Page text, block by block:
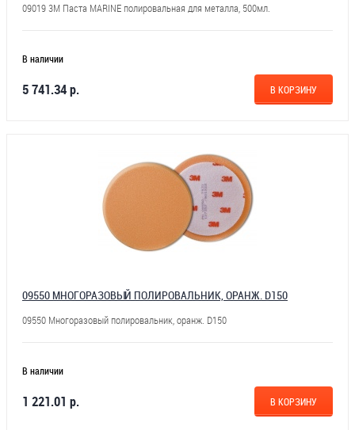
09019 3М Паста MARINE полировальная для металла, 500мл.
В наличии
5 741.34 р. В КОРЗИНУ
09550 МНОГОРАЗОВЫЙ ПОЛИРОВАЛЬНИК, ОРАНЖ. D150
09550 Многоразовый полировальник, оранж. D150
В наличии
1 221.01 р. В КОРЗИНУ